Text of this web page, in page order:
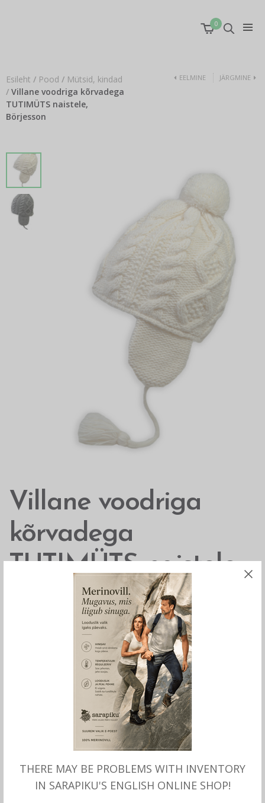
THERE MAY BE PROBLEMS WITH INVENTORY
IN SARAPIKU'S ENGLISH ONLINE SHOP!
0
Esileht / Pood / Mütsid, kindad
/ Villane voodriga kõrvadega
TUTIMÜTS naistele,
Börjesson
EELMINE JÄRGMINE
Villane voodriga
kõrvadega
TUTIMÜTS naistele,
Börjesson
Villane kõrvadega müts fliisvoodriga on väga
soe ka tuuliste ja külmade ilmadega. Kootud
muster ja mütsi tutt lisab stiili!
Materjal: 50% lambavill, 50% akrüül.
Vooder: fliis, 100% polüester.
Üks suurus.
Toodetud Rootsis, Börjesson.